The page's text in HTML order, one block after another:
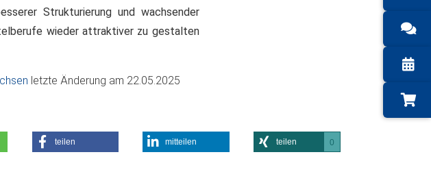
Strukturierung und wachsender
wieder attraktiver zu gestalten
letzte Änderung am 22.05.2025
teilen mitteilen teilen 0